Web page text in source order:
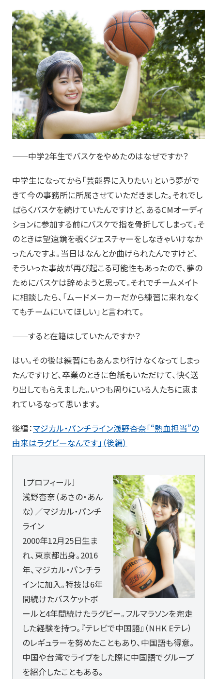
——中学2年生でバスケをやめたのはなぜですか？
中学生になってから「芸能界に入りたい」という夢がで
きて今の事務所に所属させていただきました。それでし
ばらくバスケを続けていたんですけど、あるCMオーディ
ションに参加する前にバスケで指を骨折してしまって。そ
のときは望遠鏡を覗くジェスチャーをしなきゃいけなか
ったんですよ。当日はなんとか曲げられたんですけど、
そういった事故が再び起こる可能性もあったので、夢の
ためにバスケは辞めようと思って。それでチームメイト
に相談したら、「ムードメーカーだから練習に来れなく
てもチームにいてほしい」と言われて。
——すると在籍はしていたんですか？
はい。その後は練習にもあんまり行けなくなってしまっ
たんですけど、卒業のときに色紙もいただけて、快く送
り出してもらえました。いつも周りにいる人たちに恵ま
れているなって思います。
後編：マジカル・パンチライン浅野杏奈「“熱血担当”の
由来はラグビーなんです」（後編）
［プロフィール］
浅野杏奈（あさの・あん
な）／マジカル・パンチ
ライン
2000年12月25日生ま
れ、東京都出身。2016
年、マジカル・パンチラ
インに加入。特技は6年
間続けたバスケットボ
ールと4年間続けたラグビー。フルマラソンを完走
した経験を持つ。『テレビで中国語』（NHK Eテレ）
のレギュラーを努めたこともあり、中国語も得意。
中国や台湾でライブをした際に中国語でグループ
を紹介したこともある。